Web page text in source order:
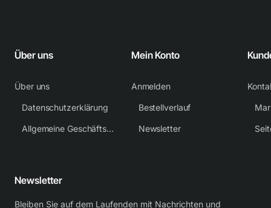
Über uns
Über uns
Datenschutzerklärung
Allgemeine Geschäftsbedingungen
Mein Konto
Anmelden
Bestellverlauf
Newsletter
Newsletter
Bleiben Sie auf dem Laufenden mit Nachrichten und